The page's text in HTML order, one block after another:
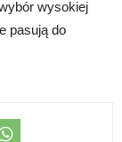
wysokiej
pasują do